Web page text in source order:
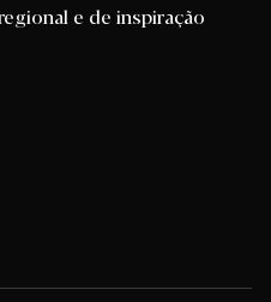
e de inspiração